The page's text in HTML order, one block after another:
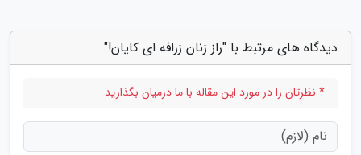
دیدگاه های مرتبط با "راز زنان زرافه ای کایان!"
* نظرتان را در مورد این مقاله با ما درمیان بگذارید